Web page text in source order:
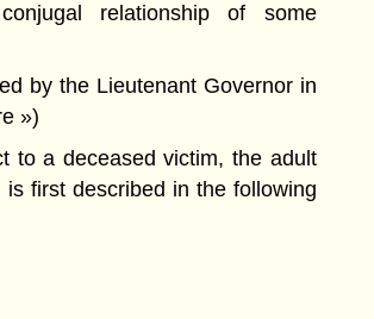
relationship of some
by the Lieutenant Governor in
»)
to a deceased victim, the adult
first described in the following